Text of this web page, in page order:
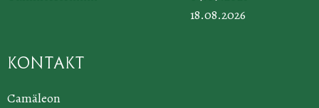
18.08.2026
Kontakt
Camäleon